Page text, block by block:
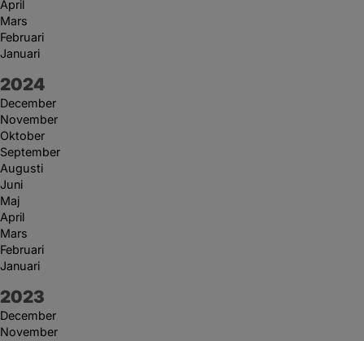
April
Mars
Februari
Januari
År:
2024
December
November
Oktober
September
Augusti
Juni
Maj
April
Mars
Februari
Januari
År:
2023
December
November